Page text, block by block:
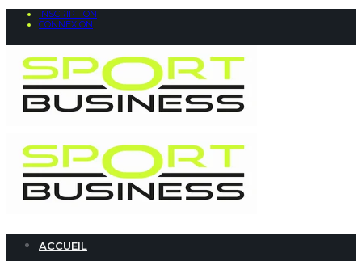
INSCRIPTION
CONNEXION
ACCUEIL